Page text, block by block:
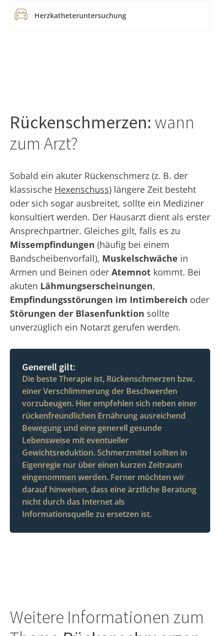
Herzkatheteruntersuchung
Rückenschmerzen: wann
zum Arzt?
Sobald ein akuter Rückenschmerz (z. B. der
klassische Hexenschuss) längere Zeit besteht
oder sich sogar ausbreitet, sollte ein Mediziner
konsultiert werden. Der Hausarzt dient als erster
Ansprechpartner. Gleiches gilt, falls es zu
Missempfindungen (häufig bei einem
Bandscheibenvorfall), Muskelschwäche in
Armen und Beinen oder Atemnot kommt. Bei
akuten Lähmungserscheinungen,
Empfindungsstörungen im Intimbereich oder
Störungen der Blasenfunktion sollte
unverzüglich ein Notarzt gerufen werden.
Generell gilt:
Die beste Therapie ist, Rückenschmerzen bzw.
einer Verschlimmerung der Beschwerden
vorzubeugen. Hier empfehlen sich neben einer
rückenfreundlichen Ernährung ausreichend
Bewegung und eine generell gesunde
Lebensweise mit eventueller
Gewichtsreduktion. Schmerzmittel sollten in
Eigenregie nur über einen kurzen Zeitraum
eingenommen werden. Ferner möchten wir
darauf hinweisen, dass eine ärztliche Beratung
nicht durch das Internet als
Informationsquelle zu ersetzen ist.
Weitere Informationen zum